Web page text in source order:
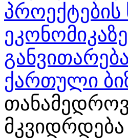
ქართული